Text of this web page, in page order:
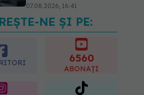
07.08.2026, 16:41
Ce spune culoarea ta
preferată despre vârsta
pe care o ai. Care este
"codul cromatic" al
NE ȘI PE:
6560
ABONAȚI